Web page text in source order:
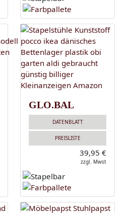
GLO.BAL
DATENBLATT
PREISLISTE
39,95 €
zzgl. Mwst